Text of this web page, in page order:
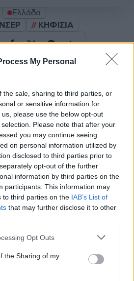
My Personal
the sale, sharing to third parties, or
or sensitive information for
please use the below opt-out
Please note that after your
you may continue seeing
on personal information utilized by
disclosed to third parties prior to
opt-out of the further
information by third parties on the
participants. This information may
to third parties on the IAB’s List of
that may further disclose it to other
app uses one or more Google
usage behaviour. You may click to
Google and its third-party tags to
specified purposes in below Google
Opt Outs
the Sharing of my
Ελλάδα
ΚΗΦΙΣΙΑ
στο
και Νεκτάριος Λεμονίδης
Νεκτάριο Βούλας για να
για τον γιο τους
Ένας 15χρονος που
ξεφύγει από το τσουνάμι
τη χρονολογία της
- Τον «τσάκωσαν»
προσποιήθηκαν τους